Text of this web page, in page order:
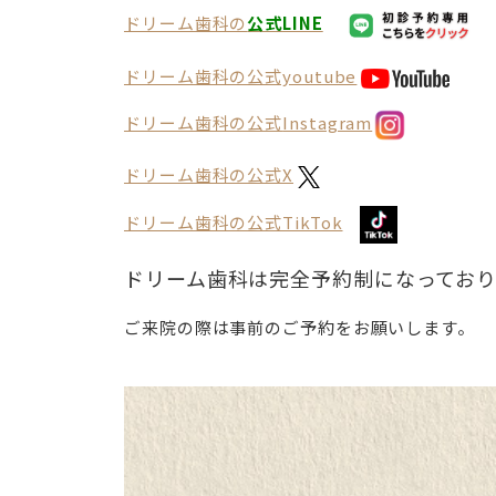
ドリーム歯科の公式LINE
ドリーム歯科の公式youtube
ドリーム歯科の公式Instagram
ドリーム歯科の公式X
ドリーム歯科の公式TikTok
ドリーム歯科は完全予約制になってお
ご来院の際は事前のご予約をお願いします。